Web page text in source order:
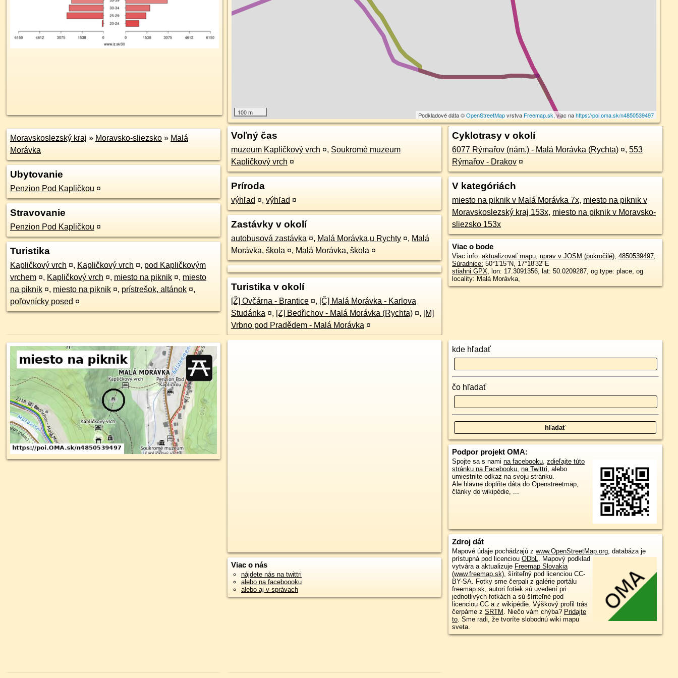
100 m Podkladové dáta ©OpenStreetMapvrstva Freemap.sk, viac nahttps://poi.oma.sk/n4850539497
Moravskoslezský kraj » Moravsko-sliezsko » Malá
Morávka
Ubytovanie
Penzion Pod Kapličkou ¤
Stravovanie
Penzion Pod Kapličkou ¤
Turistika
Kapličkový vrch ¤, Kapličkový vrch ¤, pod Kapličkovým
vrchem ¤, Kapličkový vrch ¤, miesto na piknik ¤, miesto
na piknik ¤, miesto na piknik ¤, prístrešok, altánok ¤,
poľovnícky posed ¤
Voľný čas
muzeum Kapličkový vrch ¤, Soukromé muzeum
Kapličkový vrch ¤
Príroda
výhľad ¤, výhľad ¤
Zastávky v okolí
autobusová zastávka ¤, Malá Morávka,u Rychty ¤, Malá
Morávka, škola ¤, Malá Morávka, škola ¤
Turistika v okolí
[Ž] Ovčárna - Brantice ¤, [Č] Malá Morávka - Karlova
Studánka ¤, [Z] Bedřichov - Malá Morávka (Rychta) ¤, [M]
Vrbno pod Pradědem - Malá Morávka ¤
Cyklotrasy v okolí
6077 Rýmařov (nám.) - Malá Morávka (Rychta) ¤, 553
Rýmařov - Drakov ¤
V kategóriách
miesto na piknik v Malá Morávka 7x, miesto na piknik v
Moravskoslezský kraj 153x, miesto na piknik v Moravsko-
sliezsko 153x
Viac o bode
Viac info: aktualizovať mapu, uprav v JOSM (pokročilé), 4850539497,
Súradnice: 50°1'15"N, 17°18'32"E
stiahni GPX, lon: 17.3091356, lat: 50.0209287, og type: place, og
locality: Malá Morávka,
Viac o nás
nájdete nás na twittri
alebo na faceboooku
alebo aj v správach
kde hľadať
čo hľadať
Podpor projekt OMA:
Spojte sa s nami na facebooku, zdieľajte túto
stránku na Facebooku, na Twittri, alebo
umiestnite odkaz na svoju stránku.
Ale hlavne doplňte dáta do Openstreetmap,
články do wikipédie, ...
Zdroj dát
Mapové údaje pochádzajú z www.OpenStreetMap.org, databáza je
prístupná pod licenciou ODbL. Mapový podklad
vytvára a aktualizuje Freemap Slovakia
(www.freemap.sk), šíriteľný pod licenciou CC-
BY-SA. Fotky sme čerpali z galérie portálu
freemap.sk, autori fotiek sú uvedení pri
jednotlivých fotkách a sú šíriteľné pod
licenciou CC a z wikipédie. Výškový profil trás
čerpáme z SRTM . Niečo vám chýba? Pridajte
to. Sme radi, že tvoríte slobodnú wiki mapu
sveta.